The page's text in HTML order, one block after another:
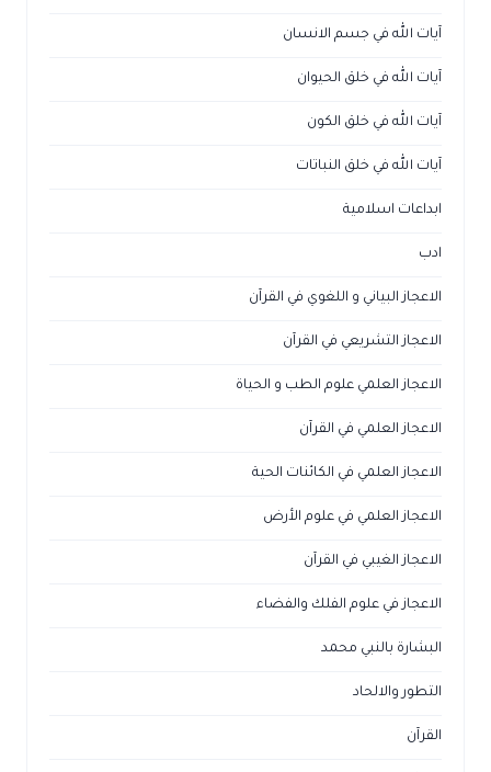
آيات الله في جسم الانسان
آيات الله في خلق الحيوان
آيات الله في خلق الكون
آيات الله في خلق النباتات
ابداعات اسلامية
ادب
الاعجاز البياني و اللغوي في القرآن
الاعجاز التشريعي في القرآن
الاعجاز العلمي علوم الطب و الحياة
الاعجاز العلمي في القرآن
الاعجاز العلمي في الكائنات الحية
الاعجاز العلمي في علوم الأرض
الاعجاز الغيبي في القرآن
الاعجاز في علوم الفلك والفضاء
البشارة بالنبي محمد
التطور والالحاد
القرآن